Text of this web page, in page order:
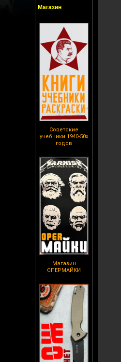
Магазин
Советские
учебники 1940-50х
годов
Магазин
ОПЕРМАЙКИ